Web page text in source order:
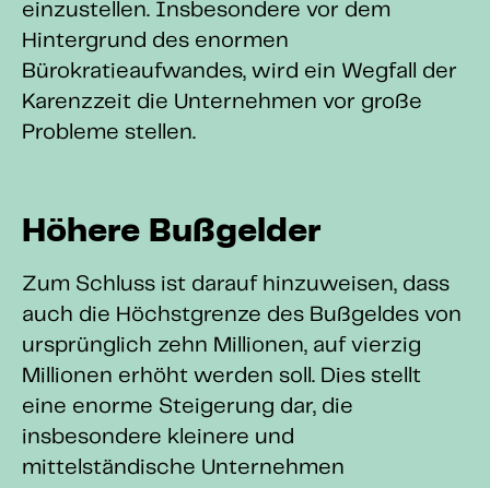
einzustellen. Insbesondere vor dem
Hintergrund des enormen
Bürokratieaufwandes, wird ein Wegfall der
Karenzzeit die Unternehmen vor große
Probleme stellen.
Höhere Bußgelder
Zum Schluss ist darauf hinzuweisen, dass
auch die Höchstgrenze des Bußgeldes von
ursprünglich zehn Millionen, auf vierzig
Millionen erhöht werden soll. Dies stellt
eine enorme Steigerung dar, die
insbesondere kleinere und
mittelständische Unternehmen